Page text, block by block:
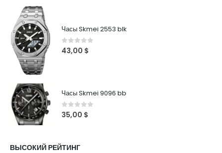
Часы Skmei 2553 blk
0 out of 5
43,00 $
Часы Skmei 9096 bb
0out of 5
35,00 $
ВЫСОКИЙ РЕЙТИНГ